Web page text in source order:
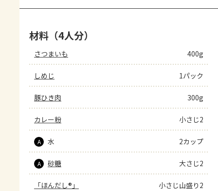
材料（4人分）
さつまいも 400g
しめじ 1パック
豚ひき肉 300g
カレー粉 小さじ2
A 水 2カップ
A 砂糖 大さじ2
「ほんだし®」 小さじ山盛り2